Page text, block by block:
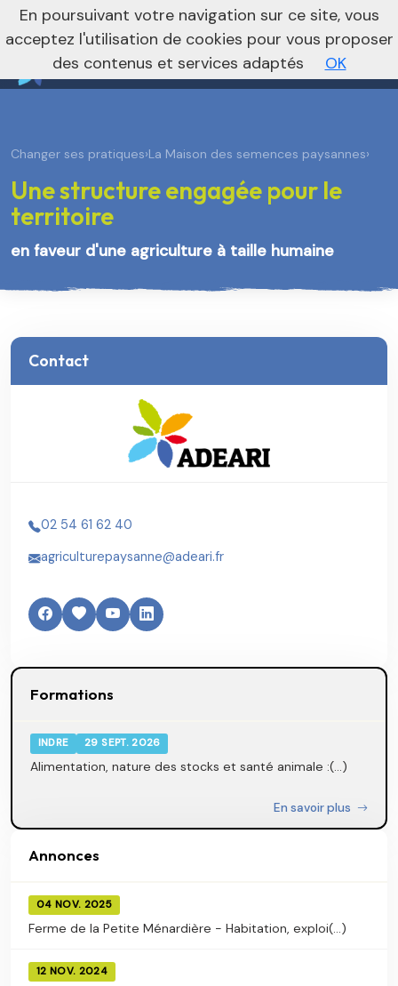
Vers le site régional Vers le site national
nivo_2026: 1
Changer ses pratiques›La Maison des semences paysannes›
Une structure engagée pour le
territoire
en faveur d'une agriculture à taille humaine
Contact
02 54 61 62 40
agriculturepaysanne@adeari.fr
Formations
INDRE 29 SEPT. 2026
Alimentation, nature des stocks et santé animale :(...)
En savoir plus
Annonces
04 NOV. 2025
Ferme de la Petite Ménardière - Habitation, exploi(...)
12 NOV. 2024
En poursuivant votre navigation sur ce site, vous
acceptez l'utilisation de cookies pour vous proposer
des contenus et services adaptés
OK